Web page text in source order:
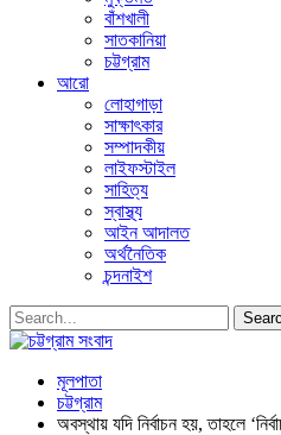
বাঁশখালী
সাতকানিয়া
চট্টগ্রাম
আরো
লোহাগাড়া
সাক্ষাৎকার
সম্পাদকীয়
লাইফস্টাইল
সাহিত্য
স্বাস্থ্য
আইন আদালত
অর্থনৈতিক
চন্দনাইশ
মূলপাতা
চট্টগ্রাম
অবস্থায় যদি নির্বাচন হয়, তাহলে